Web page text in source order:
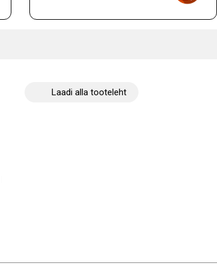
Laadi alla tooteleht